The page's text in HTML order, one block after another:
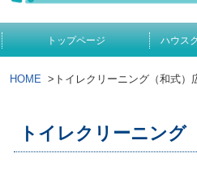
トップページ ハウス
HOME > トイレクリーニング（和式
トイレクリーニン